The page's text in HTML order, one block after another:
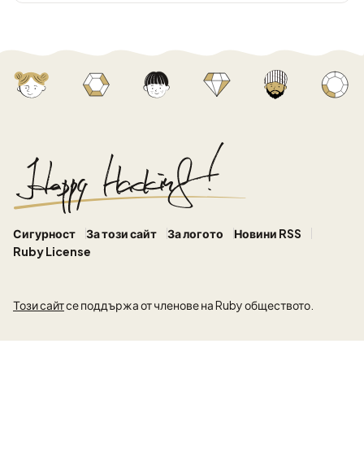
Сигурност За този сайт За логото
Новини RSS
Ruby License
Този сайтсе поддържа от членове на Ruby обществото.